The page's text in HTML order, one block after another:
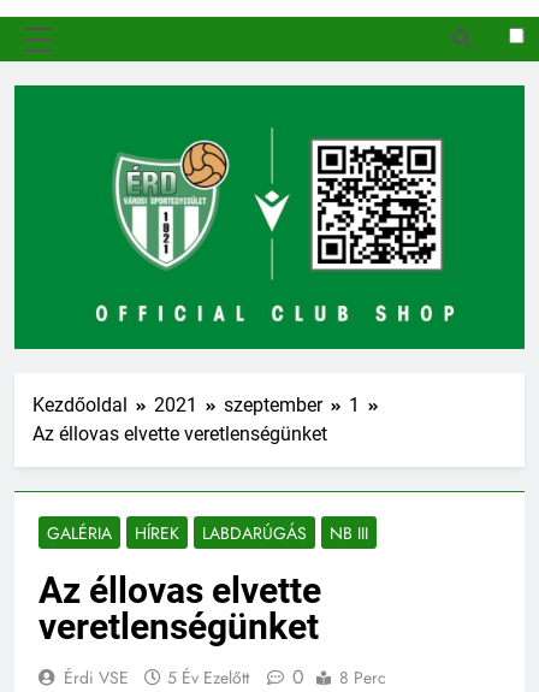
Kezdőoldal 2021 szeptember
1
Az éllovas elvette veretlenségünket
GALÉRIA HÍREK LABDARÚGÁS NB III
Az éllovas elvette
veretlenségünket
Érdi VSE 5 Év Ezelőtt 0 8 Perc